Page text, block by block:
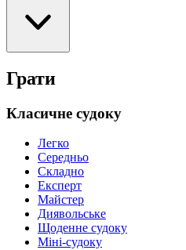
Грати
Класичне судоку
Легко
Середньо
Складно
Експерт
Майстер
Диявольське
Щоденне судоку
Міні-судоку